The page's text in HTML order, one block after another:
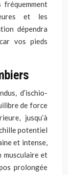
fréquemment
et les
dépendra
vos pieds
d’ischio-
de force
jusqu’à
potentiel
et intense,
musculaire et
prolongée